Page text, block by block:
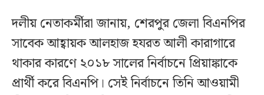
দলীয় নেতাকর্মীরা জানায়, শেরপুর জেলা বিএনপির
সাবেক আহ্বায়ক আলহাজ হযরত আলী কারাগারে
থাকার কারণে ২০১৮ সালের নির্বাচনে প্রিয়াঙ্কাকে
প্রার্থী করে বিএনপি। সেই নির্বাচনে তিনি আওয়ামী